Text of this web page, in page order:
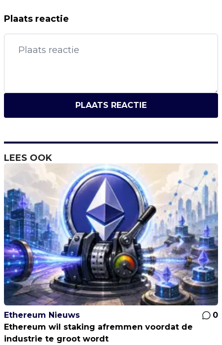
Plaats reactie
PLAATS REACTIE
LEES OOK
Ethereum Nieuws
0
Ethereum wil staking afremmen voordat de
industrie te groot wordt